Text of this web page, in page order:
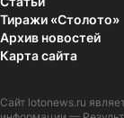
Тиражи «Столото»
Архив новостей
Карта сайта
Сайт lotonews.ru